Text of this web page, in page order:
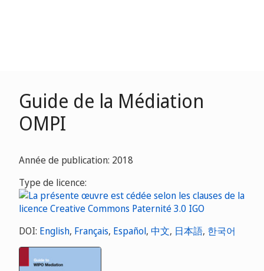
Guide de la Médiation
OMPI
Année de publication: 2018
Type de licence:
DOI: English, Français, Español, 中文, 日本語, 한국어